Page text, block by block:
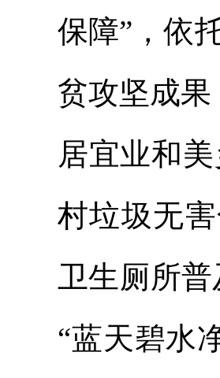
保障”，依
贫攻坚成
居宜业和
村垃圾无
卫生厕所
“蓝天碧水